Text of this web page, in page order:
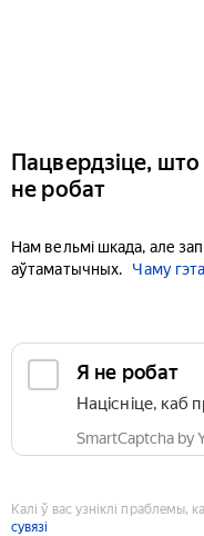
Пацвердзіце,
не робат
Нам вельмі шкада, але
аўтаматычных.
Чаму
Я не робат
Націсніце, каб
SmartCaptcha by
Калі ў вас узніклі праблемы,
сувязі